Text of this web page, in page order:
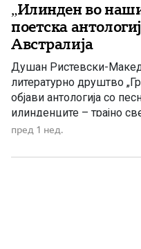
„Илинден во
поетска
Австралија
Душан Ристевски-
литературно друштво
објави антологија со
илинденците – трајно
Македонија, непокорот
Македонското
пред 1 нед.